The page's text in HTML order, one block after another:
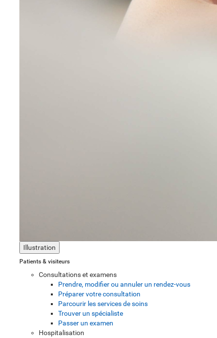
Illustration
Patients & visiteurs
Consultations et examens
Prendre, modifier ou annuler un rendez-vous
Préparer votre consultation
Parcourir les services de soins
Trouver un spécialiste
Passer un examen
Hospitalisation